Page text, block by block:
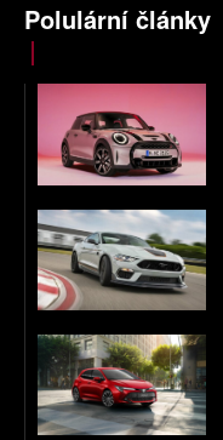
Polulární články